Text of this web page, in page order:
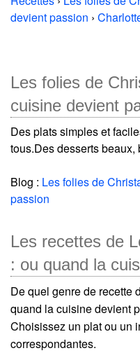
devient passion ›
Les folies de
cuisine devient
Des plats simples et
tous.Des desserts beaux,
Blog : Les folies de
passion
Les recettes de
: ou quand la
De quel genre de recette
quand la cuisine devient
Choisissez un plat ou un
correspondantes.